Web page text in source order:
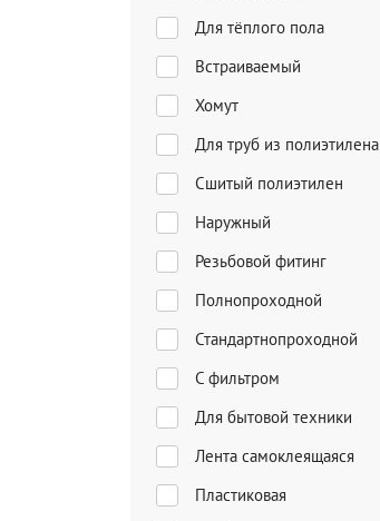
Для тёплого пола
Встраиваемый
Хомут
Для труб из полиэтилена
Сшитый полиэтилен
Наружный
Резьбовой фитинг
Полнопроходной
Стандартнопроходной
С фильтром
Для бытовой техники
Лента самоклеящаяся
Пластиковая